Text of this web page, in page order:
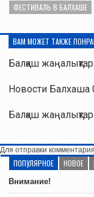
ФЕСТИВАЛЬ В БАЛХАШЕ
ВАМ МОЖЕТ ТАКЖЕ
Балқаш
Новости Балхаша
Балқаш
Для отправки
ПОПУЛЯРНОЕ НОВОЕ
Внимание!